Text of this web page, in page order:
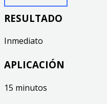
RESULTADO
Inmediato
APLICACIÓN
15 minutos